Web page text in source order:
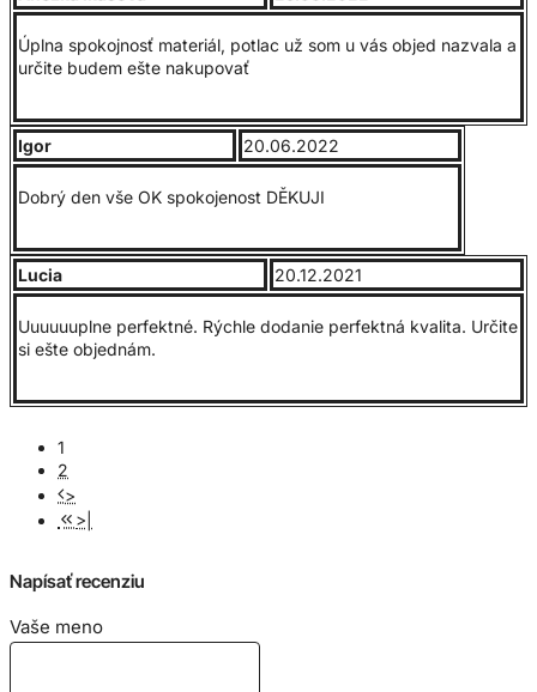
Úplna spokojnosť materiál, potlac už som u vás objed nazvala a
určite budem ešte nakupovať
Igor 20.06.2022
Dobrý den vše OK spokojenost DĚKUJI
Lucia 20.12.2021
Uuuuuuplne perfektné. Rýchle dodanie perfektná kvalita. Určite
si ešte objednám.
1
2
>
>|
Napísať recenziu
Vaše meno